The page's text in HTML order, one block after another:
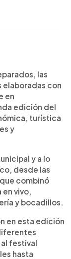
celebró su
más de
artesanías,
y calle
todos los
por su
las palmas
se
el
del
las
elaboradas con
en
edición del
turística
y
y a lo
desde las
combinó
vivo,
y bocadillos.
en esta edición
festival
hasta